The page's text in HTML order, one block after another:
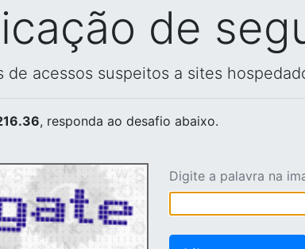
de
acessos suspeitos a sites
, responda ao desafio abaixo.
Digite a palavra na